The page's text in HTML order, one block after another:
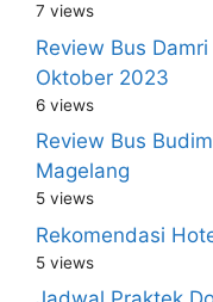
7 views
Review Bus
Oktober 2023
6 views
Review Bus
Magelang
5 views
Rekomendasi
5 views